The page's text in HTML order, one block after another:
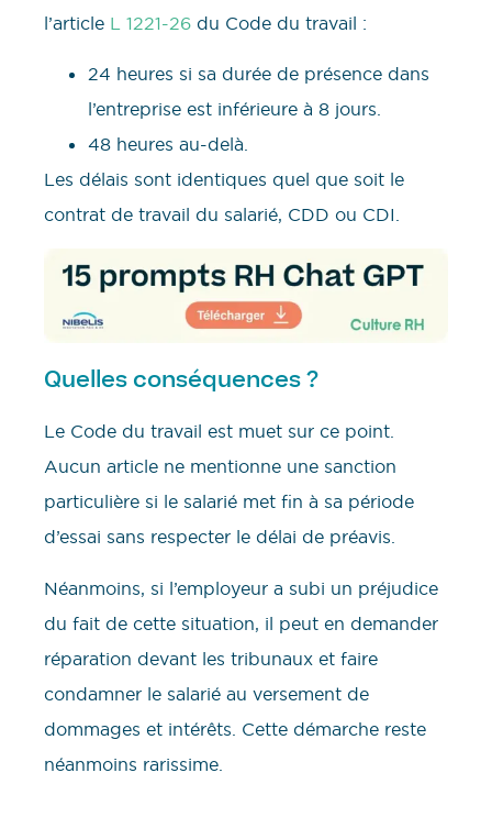
l’article L 1221-26 du Code du travail :
24 heures si sa durée de présence dans
l’entreprise est inférieure à 8 jours.
48 heures au-delà.
Les délais sont identiques quel que soit le
contrat de travail du salarié, CDD ou CDI.
Quelles conséquences ?
Le Code du travail est muet sur ce point.
Aucun article ne mentionne une sanction
particulière si le salarié met fin à sa période
d’essai sans respecter le délai de préavis.
Néanmoins, si l’employeur a subi un préjudice
du fait de cette situation, il peut en demander
réparation devant les tribunaux et faire
condamner le salarié au versement de
dommages et intérêts. Cette démarche reste
néanmoins rarissime.